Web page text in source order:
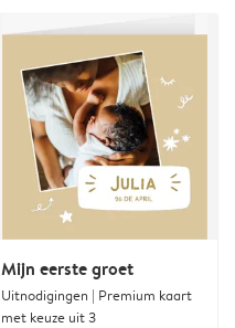
Mijn eerste groet
Uitnodigingen | Premium kaart
met keuze uit 3